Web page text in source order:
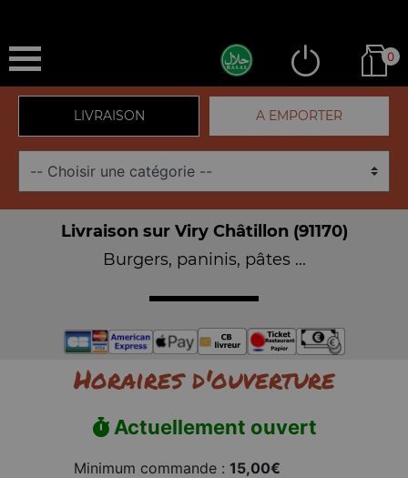
0
LIVRAISON A EMPORTER
Livraison sur Viry Châtillon (91170)
Burgers, paninis, pâtes ...
Horaires d'ouverture
Actuellement ouvert
Minimum commande : 15,00€